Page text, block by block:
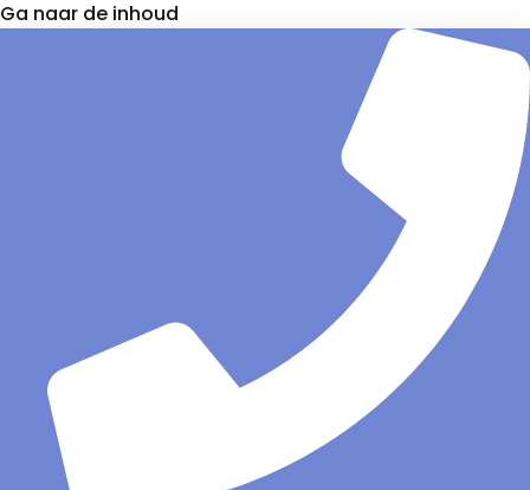
Ga naar de inhoud